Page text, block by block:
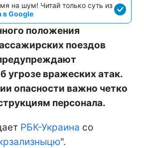
на шум! Читай только суть из
в Google
положения
поездов
угрозе вражеских атак.
опасности важно четко
персонала.
РБК-Украина со
".